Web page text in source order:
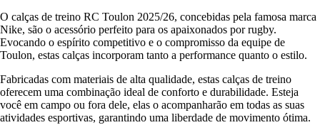
O calças de treino RC Toulon 2025/26, concebidas pela famosa marca
Nike, são o acessório perfeito para os apaixonados por rugby.
Evocando o espírito competitivo e o compromisso da equipe de
Toulon, estas calças incorporam tanto a performance quanto o estilo.
Fabricadas com materiais de alta qualidade, estas calças de treino
oferecem uma combinação ideal de conforto e durabilidade. Esteja
você em campo ou fora dele, elas o acompanharão em todas as suas
atividades esportivas, garantindo uma liberdade de movimento ótima.